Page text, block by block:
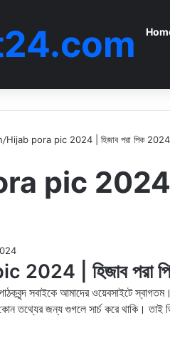
/Hijab pora pic 2024 | হিজাব পরা পিক 2024
pic 2024 |
2024 | হিজাব পরা
সবাইকে আমাদের ওয়েবসাইটে
তথ্যের জন্য গুগলে সার্চ করে থাকি।